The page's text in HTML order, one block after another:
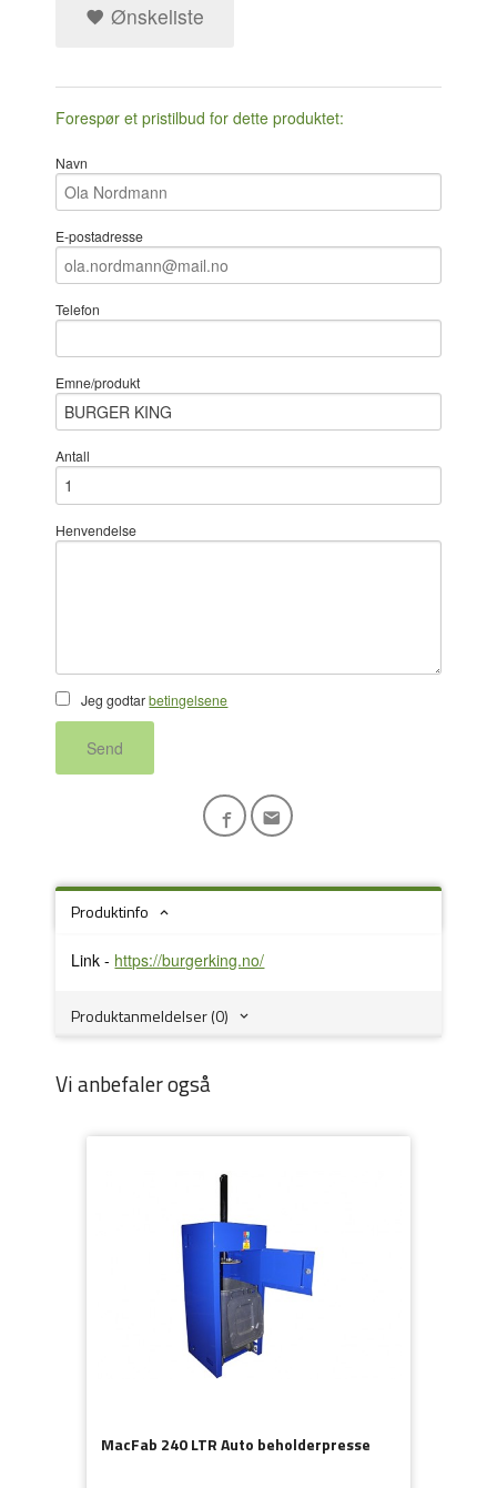
Ønskeliste
Forespør et pristilbud for dette produktet:
Navn
E-postadresse
Telefon
Emne/produkt
Antall
Henvendelse
Jeg godtarbetingelsene
Send
Produktinfo
Link - https://burgerking.no/
Produktanmeldelser (0)
Vi anbefaler også
MacFab 240 LTR Auto beholderpresse